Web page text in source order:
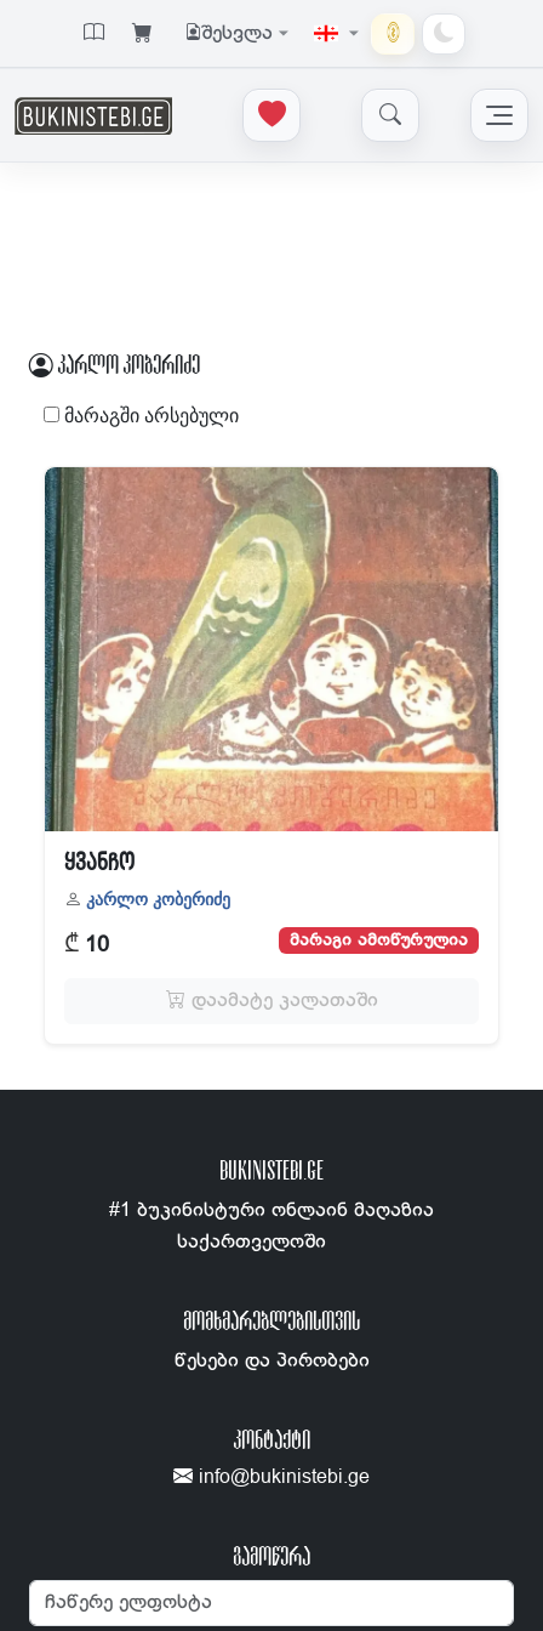
შესვლა
კარლო კობერიძე
მარაგში არსებული
ყვანჩო
კარლო კობერიძე
₾ 10 მარაგი ამოწურულია
დაამატე კალათაში
BUKINISTEBI.GE
#1 ბუკინისტური ონლაინ მაღაზია
საქართველოში
ᲛᲝᲛᲮᲛᲐᲠᲔᲑᲚᲔᲑᲘᲡᲗᲕᲘᲡ
წესები და პირობები
ᲙᲝᲜᲢᲐᲥᲢᲘ
info@bukinistebi.ge
გამოწერა